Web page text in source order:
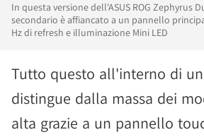
In questa versione dell'ASUS ROG Zephyrus
secondario è affiancato a un pannello
Hz di refresh e illuminazione Mini LED
Tutto questo all'interno di
distingue dalla massa dei
alta grazie a un pannello